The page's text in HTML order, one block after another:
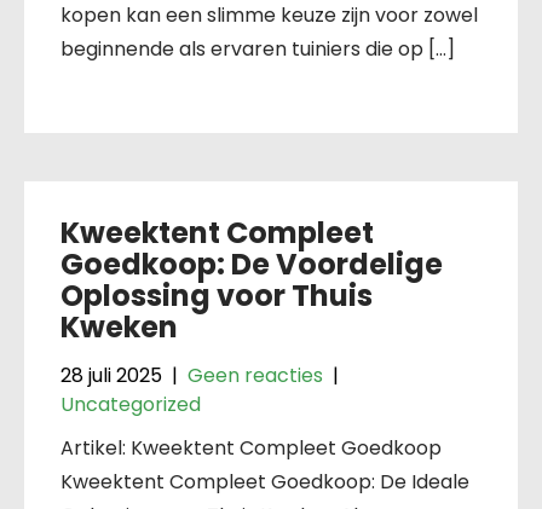
kopen kan een slimme keuze zijn voor zowel
beginnende als ervaren tuiniers die op […]
Kweektent Compleet
Goedkoop: De Voordelige
Oplossing voor Thuis
Kweken
28 juli 2025 | Geen reacties |
Uncategorized
Artikel: Kweektent Compleet Goedkoop
Kweektent Compleet Goedkoop: De Ideale